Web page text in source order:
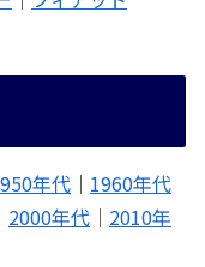
年代 ｜ 1960年代
2000年代 ｜ 2010年